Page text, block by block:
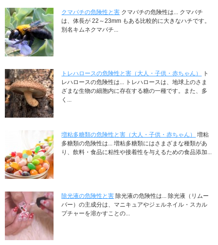
クマバチの危険性と害 クマバチの危険性は... クマバチ
は、体長が 22～23mm もある比較的に大きなハチです。
別名キムネクマバチ...
トレハロースの危険性と害（大人・子供・赤ちゃん）
ト
レハロースの危険性は... トレハロースは、地球上のさま
ざまな生物の細胞内に存在する糖の一種です。また、多
く...
増粘多糖類の危険性と害（大人・子供・赤ちゃん）
増粘
多糖類の危険性は... 増粘多糖類にはさまざまな種類があ
り、飲料・食品に粘性や接着性を与えるための食品添加...
除光液の危険性と害 除光液の危険性は... 除光液（リムー
バー）の主成分は、マニキュアやジェルネイル・スカル
プチャーを溶かすことの...